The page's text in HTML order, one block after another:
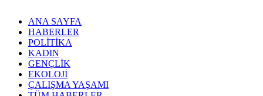
ANA SAYFA
HABERLER
POLİTİKA
KADIN
GENÇLİK
EKOLOJİ
ÇALIŞMA YAŞAMI